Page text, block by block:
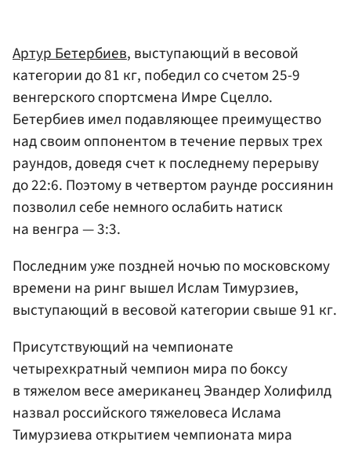
Артур Бетербиев, выступающий в весовой
категории до 81 кг, победил со счетом 25-9
венгерского спортсмена Имре Сцелло.
Бетербиев имел подавляющее преимущество
над своим оппонентом в течение первых трех
раундов, доведя счет к последнему перерыву
до 22:6. Поэтому в четвертом раунде россиянин
позволил себе немного ослабить натиск
на венгра — 3:3.
Последним уже поздней ночью по московскому
времени на ринг вышел Ислам Тимурзиев,
выступающий в весовой категории свыше 91 кг.
Присутствующий на чемпионате
четырехкратный чемпион мира по боксу
в тяжелом весе американец Эвандер Холифилд
назвал российского тяжеловеса Ислама
Тимурзиева открытием чемпионата мира